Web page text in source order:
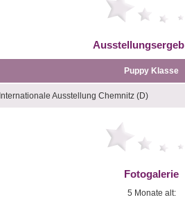
Puppy Klasse
Internationale Ausstellung Chemnitz (D)
Fotogalerie
5 Monate alt: